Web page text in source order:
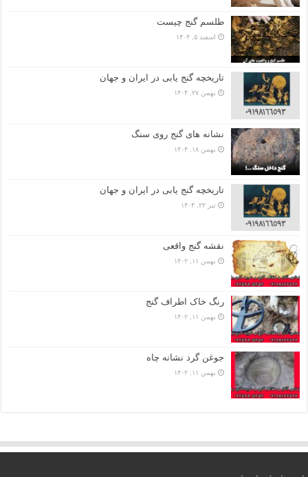
طلسم گنج چیست
اسفند ۵, ۱۴۰۴
تاریخچه گنج‌ یابی در ایران و جهان
بهمن ۲۷, ۱۴۰۴
نشانه های گنج روی سنگ
بهمن ۱۸, ۱۴۰۴
تاریخچه گنج‌ یابی در ایران و جهان
تیر ۲۲, ۱۴۰۴
نقشه گنج واقعی
بهمن ۱۱, ۱۴۰۲
رنگ خاک اطراف گنج
بهمن ۱۱, ۱۴۰۲
جوغن گرد نشانه چاه
بهمن ۱۱, ۱۴۰۲